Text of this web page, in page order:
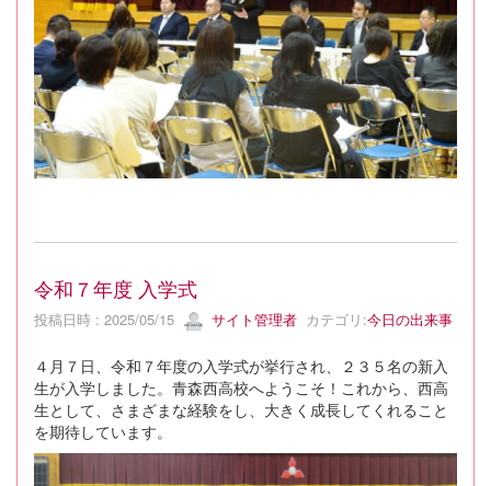
令和７年度 入学式
投稿日時 : 2025/05/15 サイト管理者 カテゴリ:今日の出来事
４月７日、令和７年度の入学式が挙行され、２３５名の新入
生が入学しました。青森西高校へようこそ！これから、西高
生として、さまざまな経験をし、大きく成長してくれること
を期待しています。